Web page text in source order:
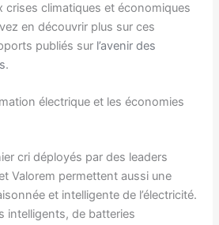
crises climatiques et économiques
en découvrir plus sur ces
publiés sur l’avenir des
.
électrique et les économies
cri déployés par des leaders
Valorem permettent aussi une
et intelligente de l’électricité.
intelligents, de batteries